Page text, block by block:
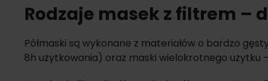
Rodzaje masek z filtrem –
Półmaski są wykonane z materiałów o bardzo
8h użytkowania) oraz maski wielokrotnego użytku